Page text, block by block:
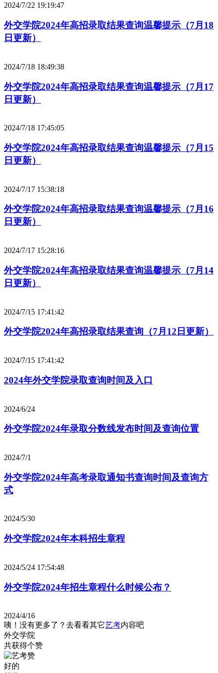
2024/7/22 19:19:47
外交学院2024年高招录取结果查询温馨提示（7月18
日更新）
2024/7/18 18:49:38
外交学院2024年高招录取结果查询温馨提示（7月17
日更新）
2024/7/18 17:45:05
外交学院2024年高招录取结果查询温馨提示（7月15
日更新）
2024/7/17 15:38:18
外交学院2024年高招录取结果查询温馨提示（7月16
日更新）
2024/7/17 15:28:16
外交学院2024年高招录取结果查询温馨提示（7月14
日更新）
2024/7/15 17:41:42
外交学院2024年高招录取结果查询（7月12日更新）
2024/7/15 17:41:42
2024年外交学院录取查询时间及入口
2024/6/24
外交学院2024年录取分数线发布时间及查询位置
2024/7/1
外交学院2024年高考录取通知书查询时间及查询方
式
2024/5/30
外交学院2024年本科招生章程
2024/5/24 17:54:48
外交学院2024年招生章程什么时候公布？
2024/4/16
咦！没有更多了？去看看其它艺考内容吧
外交学院
共获得个赞
好的